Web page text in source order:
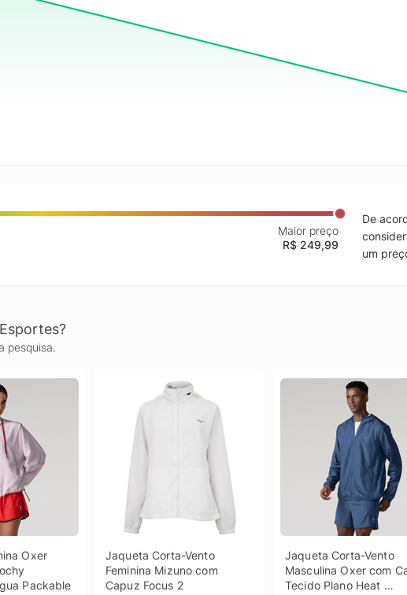
Maior preço
R$ 249,99
De
um
pesquisa.
Oxer
Packable
Jaqueta Corta-Vento
Feminina Mizuno com
Capuz Focus 2
Jaqueta Corta-Vento
Masculina Oxer com
Tecido Plano Heat